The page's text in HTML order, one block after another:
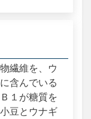
繊維を、ウ
含んでいる
１が糖質を
豆とウナギ